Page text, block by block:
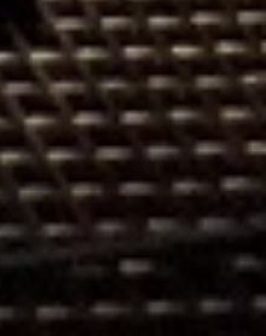
2026
in
und ist ein
zur
in den
und der